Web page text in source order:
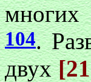
многих
104.
двух